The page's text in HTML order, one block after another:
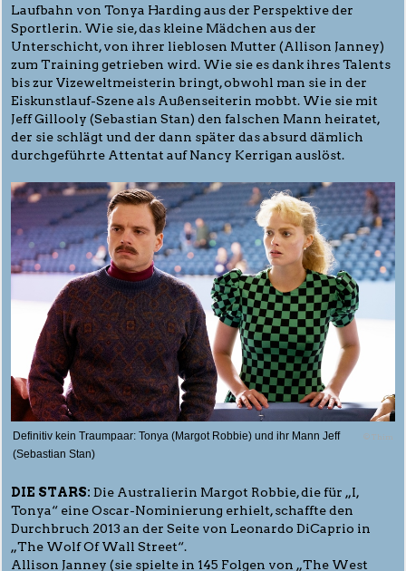
Laufbahn von Tonya Harding aus der Perspektive der
Sportlerin. Wie sie, das kleine Mädchen aus der
Unterschicht, von ihrer lieblosen Mutter (Allison Janney)
zum Training getrieben wird. Wie sie es dank ihres Talents
bis zur Vizeweltmeisterin bringt, obwohl man sie in der
Eiskunstlauf-Szene als Außenseiterin mobbt. Wie sie mit
Jeff Gillooly (Sebastian Stan) den falschen Mann heiratet,
der sie schlägt und der dann später das absurd dämlich
durchgeführte Attentat auf Nancy Kerrigan auslöst.
Definitiv kein Traumpaar: Tonya (Margot Robbie) und ihr Mann Jeff
(Sebastian Stan)
© Thim
DIE STARS: Die Australierin Margot Robbie, die für „I,
Tonya“ eine Oscar-Nominierung erhielt, schaffte den
Durchbruch 2013 an der Seite von Leonardo DiCaprio in
„The Wolf Of Wall Street“.
Allison Janney (sie spielte in 145 Folgen von „The West